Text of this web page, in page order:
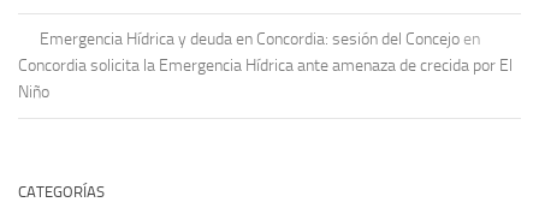
Emergencia Hídrica y deuda en Concordia: sesión del Concejo en
Concordia solicita la Emergencia Hídrica ante amenaza de crecida por El
Niño
CATEGORÍAS